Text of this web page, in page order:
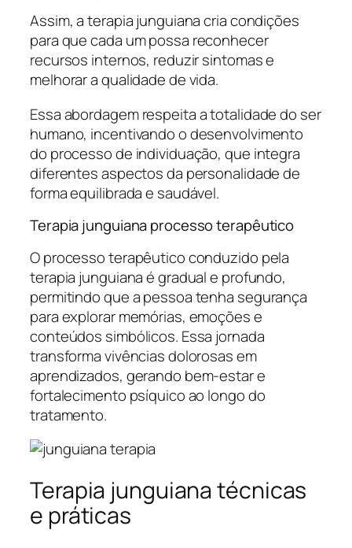
Assim, a terapia junguiana cria condições
para que cada um possa reconhecer
recursos internos, reduzir sintomas e
melhorar a qualidade de vida.
Essa abordagem respeita a totalidade do ser
humano, incentivando o desenvolvimento
do processo de individuação, que integra
diferentes aspectos da personalidade de
forma equilibrada e saudável.
Terapia junguiana processo terapêutico
O processo terapêutico conduzido pela
terapia junguiana é gradual e profundo,
permitindo que a pessoa tenha segurança
para explorar memórias, emoções e
conteúdos simbólicos. Essa jornada
transforma vivências dolorosas em
aprendizados, gerando bem-estar e
fortalecimento psíquico ao longo do
tratamento.
Terapia junguiana técnicas
e práticas